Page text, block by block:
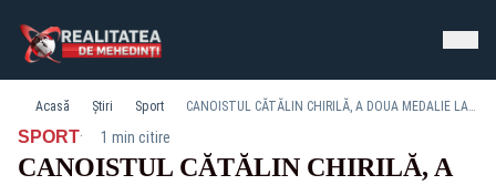
Acasă Știri Sport CANOISTUL CĂTĂLIN CHIRILĂ, A DOUA MEDALIE LA CAMPIONATELE EUROPENE: BRONZ LA 500 DE METRI | VIDEO
SPORT· 1 min citire
CANOISTUL CĂTĂLIN CHIRILĂ, A